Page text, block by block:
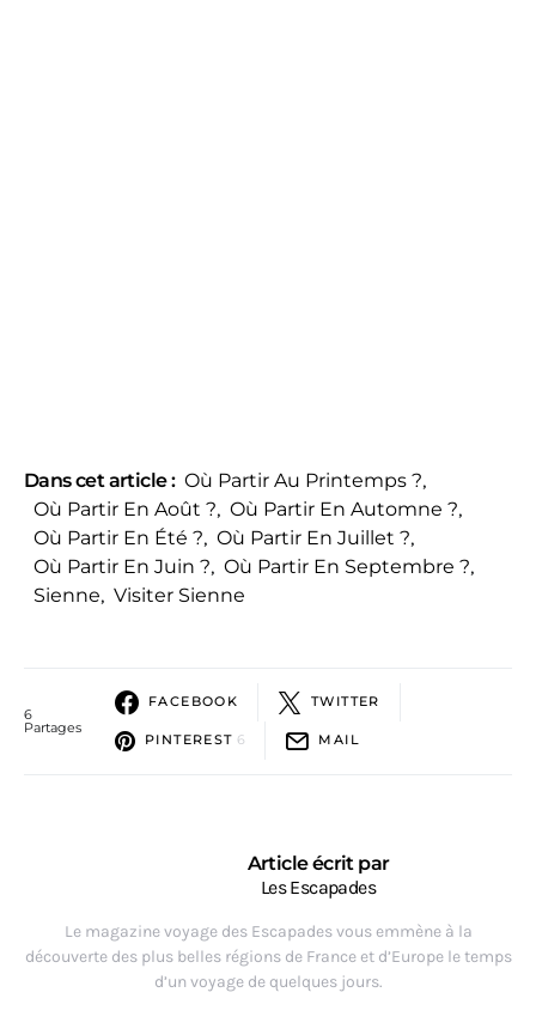
Dans cet article : Où Partir Au Printemps ?,
Où Partir En Août ?, Où Partir En Automne ?,
Où Partir En Été ?, Où Partir En Juillet ?,
Où Partir En Juin ?, Où Partir En Septembre ?,
Sienne, Visiter Sienne
6
Partages
FACEBOOK TWITTER
PINTEREST 6 MAIL
Article écrit par
Les Escapades
Le magazine voyage des Escapades vous emmène à la
découverte des plus belles régions de France et d’Europe le temps
d’un voyage de quelques jours.